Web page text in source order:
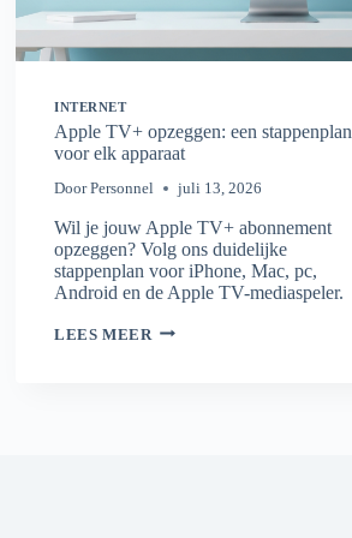
INTERNET
Apple TV+ opzeggen: een stappenplan
voor elk apparaat
Door Personnel juli 13, 2026
Wil je jouw Apple TV+ abonnement
opzeggen? Volg ons duidelijke
stappenplan voor iPhone, Mac, pc,
Android en de Apple TV-mediaspeler.
LEES MEER APPLE